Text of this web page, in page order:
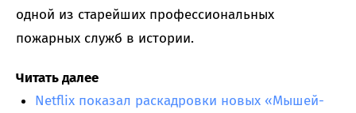
одной из старейших профессиональных
пожарных служб в истории.
Читать далее
Netflix показал раскадровки новых «Мышей-